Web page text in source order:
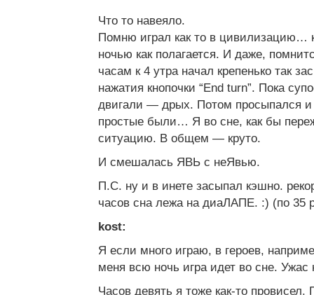
Что то навеяло.
Помню играл как то в цивилизацию…
ночью как полагается. И даже,
часам к 4 утра начал крепенько так
нажатия кнопочки “End turn”. Пока
двигали — дрых. Потом просыпался и
простые были… Я во сне, как бы
ситуацию. В общем — круто.
И смешалась ЯВЬ с неЯвью.
П.С. ну и в инете засыпал кэшно.
часов сна лежа на диаЛАПЕ. :) (по 35
kost:
Я если много играю, в героев,
меня всю ночь игра идет во сне. Ужас
Часов девять я тоже как-то